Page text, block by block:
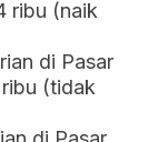
ribu (naik
di Pasar
(tidak